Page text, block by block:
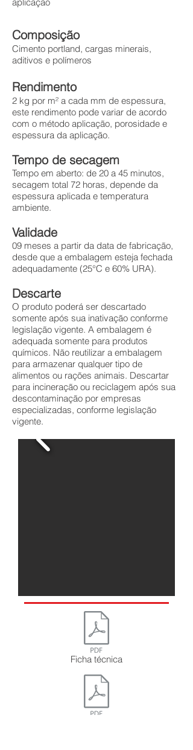
Composição
Cimento portland, cargas minerais,
aditivos e polímeros
Rendimento
2 kg por m² a cada mm de espessura,
este rendimento pode variar de acordo
com o método aplicação, porosidade e
espessura da aplicação.
Tempo de secagem
Tempo em aberto: de 20 a 45 minutos,
secagem total 72 horas, depende da
espessura aplicada e temperatura
ambiente.
Validade
09 meses a partir da data de fabricação,
desde que a embalagem esteja fechada
adequadamente (25°C e 60% URA).
Descarte
O produto poderá ser descartado
somente após sua inativação conforme
legislação vigente. A embalagem é
adequada somente para produtos
químicos. Não reutilizar a embalagem
para armazenar qualquer tipo de
alimentos ou rações animais. Descartar
para incineração ou reciclagem após sua
descontaminação por empresas
especializadas, conforme legislação
vigente.
Ficha técnica